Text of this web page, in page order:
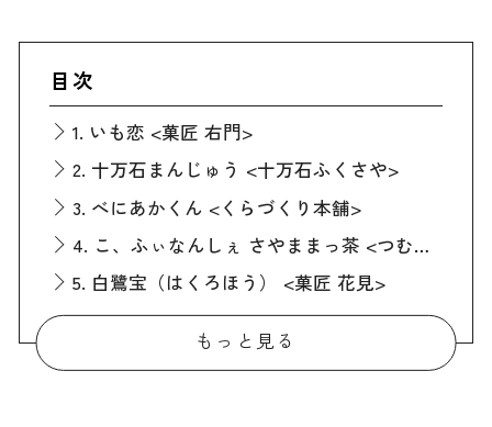
目次
1. いも恋 <菓匠 右門>
2. 十万石まんじゅう <十万石ふくさや>
3. べにあかくん <くらづくり本舗>
4. こ、ふぃなんしぇ さやままっ茶 <つむぎや>
5. 白鷺宝（はくろほう） <菓匠 花見>
6. 銀六餅 <銀座 甘楽>
7. 抹茶ドームクーヘン <山田屋まんじゅう>
もっと見る